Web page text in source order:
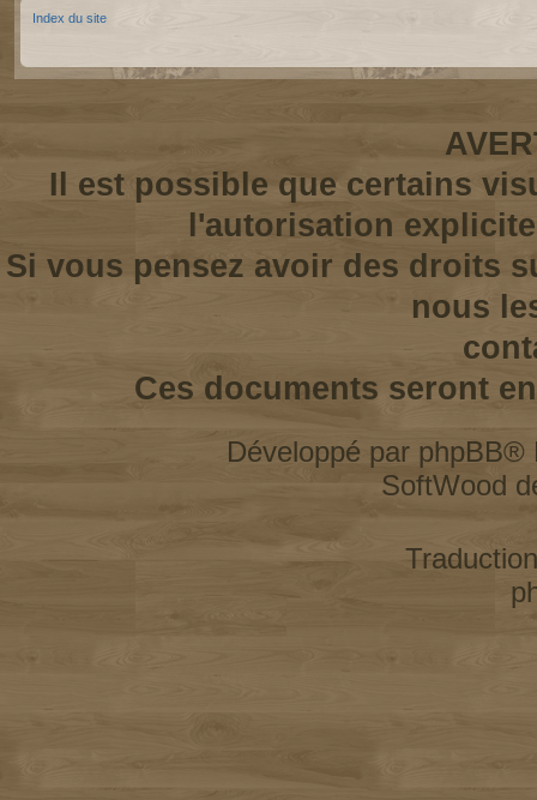
Index du site
Il est possible que certains
l'autorisation
Si vous pensez avoir des droits
nous
Ces documents seront
Développé par phpBB®
SoftWood